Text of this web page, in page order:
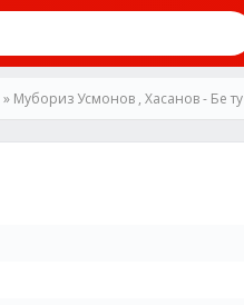
» Мубориз Усмонов , Хасанов - Бе ту